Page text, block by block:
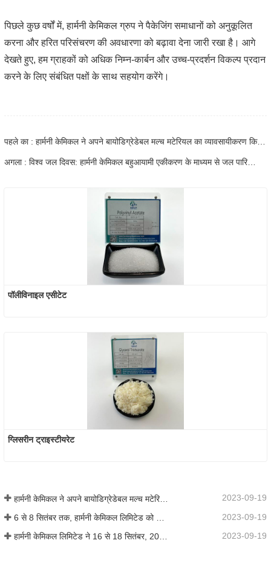
पिछले कुछ वर्षों में, हार्मनी केमिकल ग्रुप ने पैकेजिंग समाधानों को अनुकूलित
करना और हरित परिसंचरण की अवधारणा को बढ़ावा देना जारी रखा है। आगे
देखते हुए, हम ग्राहकों को अधिक निम्न-कार्बन और उच्च-प्रदर्शन विकल्प प्रदान
करने के लिए संबंधित पक्षों के साथ सहयोग करेंगे।
पहले का : हार्मनी केमिकल ने अपने बायोडिग्रेडेबल मल्च मटेरियल का व्यावसायीकरण किया, जिससे कृषि में हरित विकास को बढ़ावा मिला
अगला : विश्व जल दिवस: हार्मनी केमिकल बहुआयामी एकीकरण के माध्यम से जल पारिस्थितिक शासन को सक्रिय करता है
पॉलीविनाइल एसीटेट
ग्लिसरीन ट्राइस्टीयरेट
हार्मनी केमिकल ने अपने बायोडिग्रेडेबल मल्च मटेरियल का व्यावसायीकरण किया, जिससे कृषि में हरित विकास को बढ़ावा मिला 2023-09-19
2023-09-19
2023-09-19